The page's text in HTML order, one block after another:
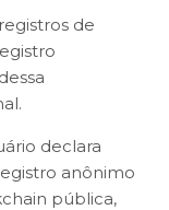
de
declara
anônimo
pública,